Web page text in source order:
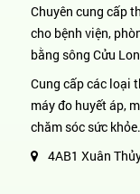
Chuyên cung cấp
cho bệnh viện,
bằng sông Cửu
Cung cấp các loại
máy đo huyết áp,
chăm sóc sức khỏe.
4AB1 Xuân